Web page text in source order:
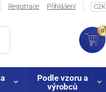
Registrace Přihlášení CZK
0
Podle vzoru a
výrobců